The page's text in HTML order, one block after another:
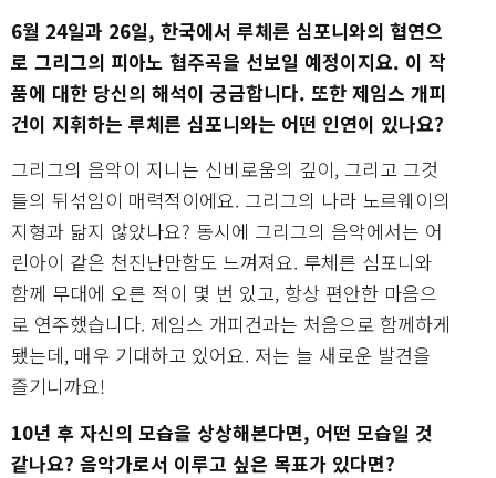
6월 24일과 26일, 한국에서 루체른 심포니와의 협연으
로 그리그의 피아노 협주곡을 선보일 예정이지요. 이 작
품에 대한 당신의 해석이 궁금합니다. 또한 제임스 개피
건이 지휘하는 루체른 심포니와는 어떤 인연이 있나요?
그리그의 음악이 지니는 신비로움의 깊이, 그리고 그것
들의 뒤섞임이 매력적이에요. 그리그의 나라 노르웨이의
지형과 닮지 않았나요? 동시에 그리그의 음악에서는 어
린아이 같은 천진난만함도 느껴져요. 루체른 심포니와
함께 무대에 오른 적이 몇 번 있고, 항상 편안한 마음으
로 연주했습니다. 제임스 개피건과는 처음으로 함께하게
됐는데, 매우 기대하고 있어요. 저는 늘 새로운 발견을
즐기니까요!
10년 후 자신의 모습을 상상해본다면, 어떤 모습일 것
같나요? 음악가로서 이루고 싶은 목표가 있다면?